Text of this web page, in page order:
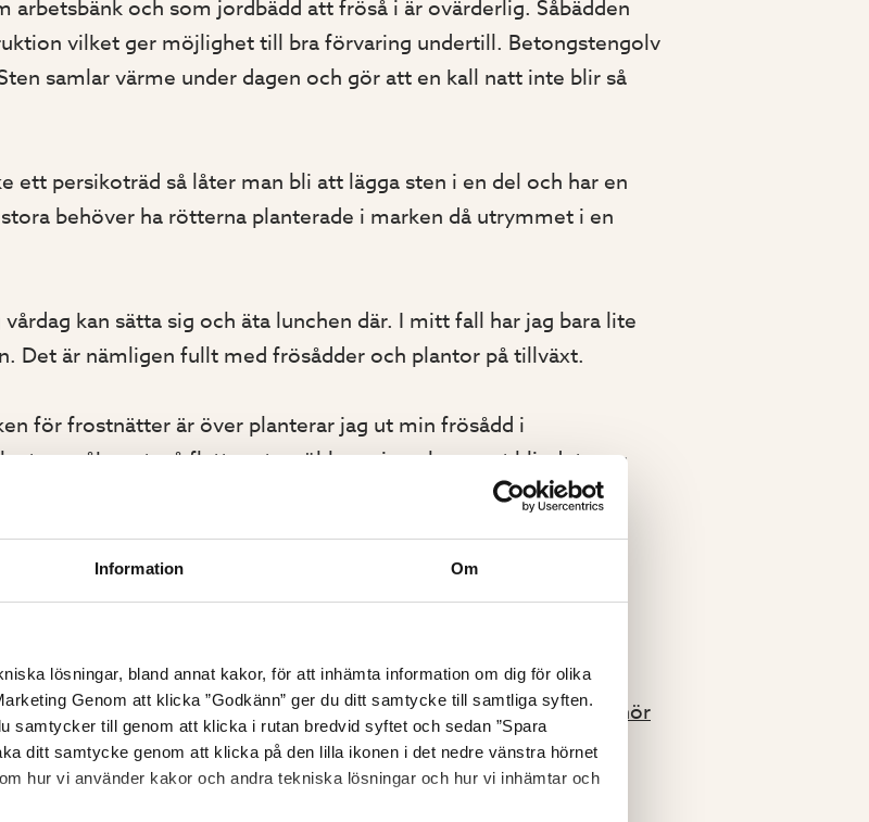
Information Om
lösningar, bland annat kakor, för att inhämta information om dig för olika
Genom att klicka ”Godkänn” ger du ditt samtycke till samtliga syften.
samtycker till genom att klicka i rutan bredvid syftet och sedan ”Spara
ditt samtycke genom att klicka på den lilla ikonen i det nedre vänstra hörnet
hur vi använder kakor och andra tekniska lösningar och hur vi inhämtar och
arbetsbänk och som jordbädd att fröså i är ovärderlig. Såbädden
vilket ger möjlighet till bra förvaring undertill. Betongstengolv
samlar värme under dagen och gör att en kall natt inte blir så
ett persikoträd så låter man bli att lägga sten i en del och har en
behöver ha rötterna planterade i marken då utrymmet i en
kan sätta sig och äta lunchen där. I mitt fall har jag bara lite
Det är nämligen fullt med frösådder och plantor på tillväxt.
för frostnätter är över planterar jag ut min frösådd i
åker ut, så flyttarutemöblernain och genast blir det mer
allihop. Kvällarna ljusnar och att då sitta i växthuset en stilla
tekoppen och fågelkvitter som aldrig vill tystna, är näst
förenklar vardagen i växthuset: Växthusinredning och tillbehör